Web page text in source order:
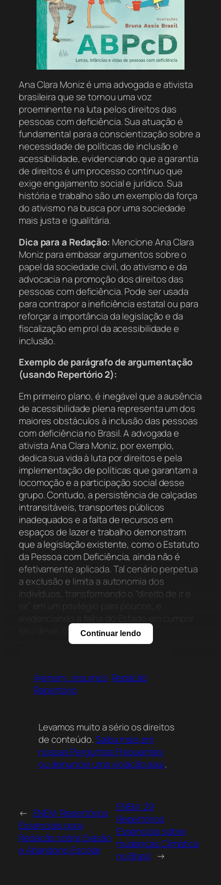
Ana Clara Moniz é uma advogada e ativista
brasileira que se tornou uma voz
proeminente na luta pelos direitos das
pessoas com deficiência. Sua atuação é
fundamental para a conscientização sobre a
necessidade de políticas de inclusão e
acessibilidade, evidenciando que a garantia
de direitos é um processo contínuo que
exige engajamento social e jurídico. Sua
história e trabalho são um exemplo da força
do ativismo na busca por uma sociedade
mais justa e igualitária.
Dica para a Redação: Mencione Ana Clara
Moniz para embasar argumentos sobre o
papel da sociedade civil, do ativismo e da
advocacia na promoção dos direitos das
pessoas com deficiência. Pode ser usada
para contrapor a ineficiência estatal ou para
reforçar a importância da legislação e da
fiscalização em prol da acessibilidade e
inclusão.
Exemplo de parágrafo de argumentação
(usando Repertório 2):
Em primeiro plano, é inegável que a ausência
de acessibilidade plena representa um dos
maiores obstáculos à inclusão das pessoas
com deficiência no Brasil. A advogada e
ativista Ana Clara Moniz, por exemplo,
dedica sua vida à luta por direitos e pela
implementação de políticas que garantam a
locomoção e a participação social desse
grupo. Contudo, a persistência de calçadas
intransitáveis, transportes públicos
inadequados e a falta de recursos em
espaços de lazer e trabalho demonstram
que a legislação existente, como o Estatuto
da Pessoa com Deficiência, ainda não é
efetivamente aplicada. Tal cenário perpetua
a exclusão e limita a autonomia dos
indivíduos, transformando o “direito de ir e
seu dever constitucional.
Continuar lendo
@enem_resumos Redação
Repertório
Levamos muito a sério os direitos
de conteúdo.Saiba mais em
nossas Perguntas Frequentes
ou denuncie uma violação aqui.
← ENEM: Repertórios
Essenciais para
Redação sobre Evasão
e Abandono Escolar
ENEM: 29
Repertórios
Essenciais sobre
mudanças Climática
no Brasil →